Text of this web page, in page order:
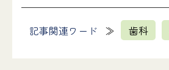
記事関連ワード 歯科